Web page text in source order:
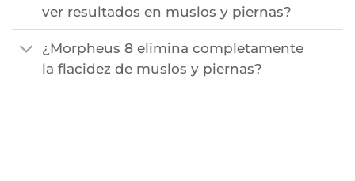
ver resultados en muslos y piernas?
¿Morpheus 8 elimina completamente
la flacidez de muslos y piernas?